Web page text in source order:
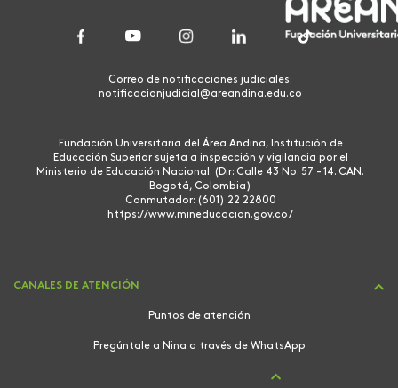
Correo de notificaciones judiciales:
notificacionjudicial@areandina.edu.co
Fundación Universitaria del Área Andina, Institución de
Educación Superior sujeta a inspección y vigilancia por el
Ministerio de Educación Nacional. (Dir: Calle 43 No. 57 - 14. CAN.
Bogotá, Colombia)
Conmutador: (601) 22 22800
https://www.mineducacion.gov.co/
CANALES DE ATENCIÓN
Puntos de atención
Pregúntale a Nina a través de WhatsApp